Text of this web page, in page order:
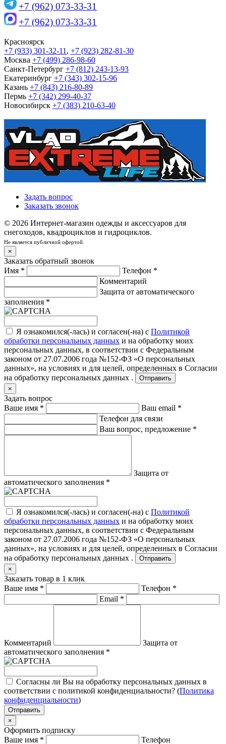
+7 (962) 073-33-31
+7 (962) 073-33-31
Красноярск
+7 (933) 301-32-11 , +7 (923) 282-81-30
Москва +7 (499) 286-98-60
Санкт-Петербург +7 (812) 243-13-93
Екатеринбург +7 (343) 302-15-96
Казань +7 (843) 216-80-89
Пермь +7 (342) 299-40-37
Новосибирск +7 (383) 210-63-40
Задать вопрос
Заказать звонок
© 2026 Интернет-магазин одежды и аксессуаров для
снегоходов, квадроциклов и гидроциклов.
Не является публичной офертой.
×
Заказать обратный звонок
Имя * Телефон *
Комментарий
Защита от автоматического
заполнения *
Я ознакомился(-лась) и согласен(-на) с Политикой
обработки персональных данных и на обработку моих
персональных данных, в соответствии с Федеральным
законом от 27.07.2006 года №152-ФЗ «О персональных
данных», на условиях и для целей, определенных в Согласии
на обработку персональных данных .
Отправить
×
Задать вопрос
Ваше имя * Ваш email *
Телефон для связи
Ваш вопрос, предложение *
Защита от
автоматического заполнения *
Я ознакомился(-лась) и согласен(-на) с Политикой
обработки персональных данных и на обработку моих
персональных данных, в соответствии с Федеральным
законом от 27.07.2006 года №152-ФЗ «О персональных
данных», на условиях и для целей, определенных в Согласии
на обработку персональных данных .
Отправить
×
Заказать товар в 1 клик
Ваше имя * Телефон *
Email *
Комментарий
Защита от
автоматического заполнения *
Согласны ли Вы на обработку персональных данных в
соответствии с политикой конфиденциальности? (Политика
конфиденциальности)
Отправить
×
Оформить подписку
Ваше имя *
Телефон